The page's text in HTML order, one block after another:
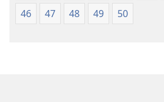
46
47 48 49 50